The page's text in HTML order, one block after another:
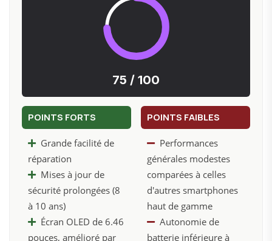
75 / 100
POINTS FORTS
Grande facilité de
réparation
Mises à jour de
sécurité prolongées (8
à 10 ans)
Écran OLED de 6.46
pouces, amélioré par
POINTS FAIBLES
Performances
générales modestes
comparées à celles
d'autres smartphones
haut de gamme
Autonomie de
batterie inférieure à